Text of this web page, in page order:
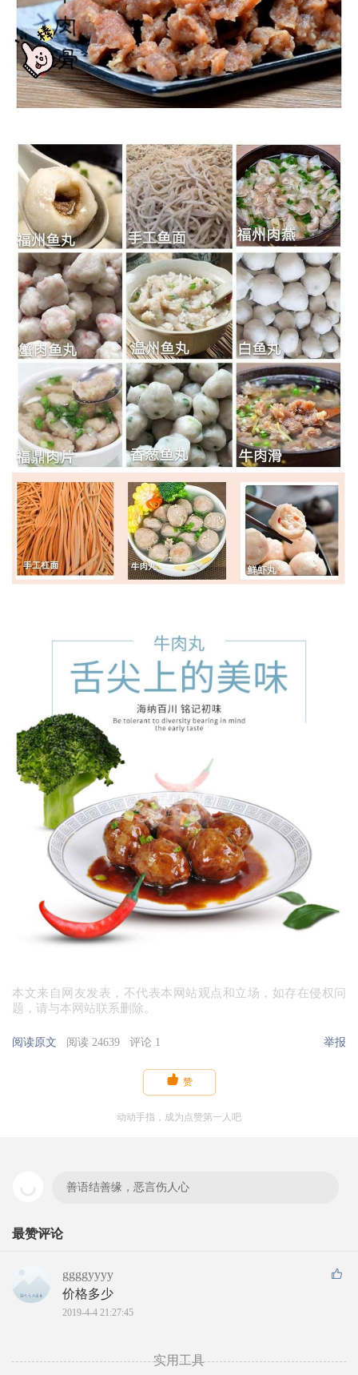
本文来自网友发表，不代表本网站观点和立场，如存在侵权问
题，请与本网站联系删除。
阅读原文 阅读 24639 评论 1 举报
 赞
动动手指，成为点赞第一人吧
善语结善缘，恶言伤人心
最赞评论
ggggyyyy
价格多少
2019-4-4 21:27:45
实用工具